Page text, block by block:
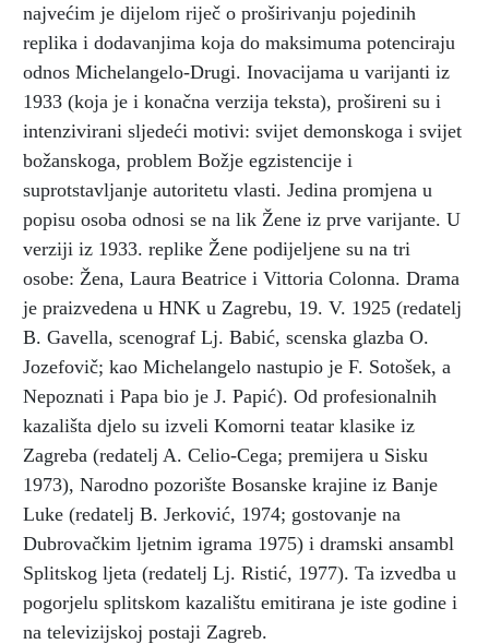
najvećim je dijelom riječ o proširivanju pojedinih
replika i dodavanjima koja do maksimuma potenciraju
odnos Michelangelo-Drugi. Inovacijama u varijanti iz
1933 (koja je i konačna verzija teksta), prošireni su i
intenzivirani sljedeći motivi: svijet demonskoga i svijet
božanskoga, problem Božje egzistencije i
suprotstavljanje autoritetu vlasti. Jedina promjena u
popisu osoba odnosi se na lik Žene iz prve varijante. U
verziji iz 1933. replike Žene podijeljene su na tri
osobe: Žena, Laura Beatrice i Vittoria Colonna. Drama
je praizvedena u HNK u Zagrebu, 19. V. 1925 (redatelj
B. Gavella, scenograf Lj. Babić, scenska glazba O.
Jozefovič; kao Michelangelo nastupio je F. Sotošek, a
Nepoznati i Papa bio je J. Papić). Od profesionalnih
kazališta djelo su izveli Komorni teatar klasike iz
Zagreba (redatelj A. Celio-Cega; premijera u Sisku
1973), Narodno pozorište Bosanske krajine iz Banje
Luke (redatelj B. Jerković, 1974; gostovanje na
Dubrovačkim ljetnim igrama 1975) i dramski ansambl
Splitskog ljeta (redatelj Lj. Ristić, 1977). Ta izvedba u
pogorjelu splitskom kazalištu emitirana je iste godine i
na televizijskoj postaji Zagreb.